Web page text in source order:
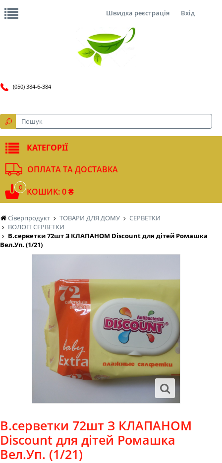
Сіверпродукт ТОВАРИ ДЛЯ ДОМУ
СЕРВЕТКИ
ВОЛОГІ СЕРВЕТКИ
В.серветки 72шт З КЛАПАНОМ Discount для дітей Ромашка
Вел.Уп. (1/21)
В.серветки 72шт З КЛАПАНОМ
Discount для дітей Ромашка
Вел.Уп. (1/21)
Швидка реєстрація Вхід
(050) 384-6-384
КАТЕГОРІЇ
ОПЛАТА ТА ДОСТАВКА
0 КОШИК: 0 ₴